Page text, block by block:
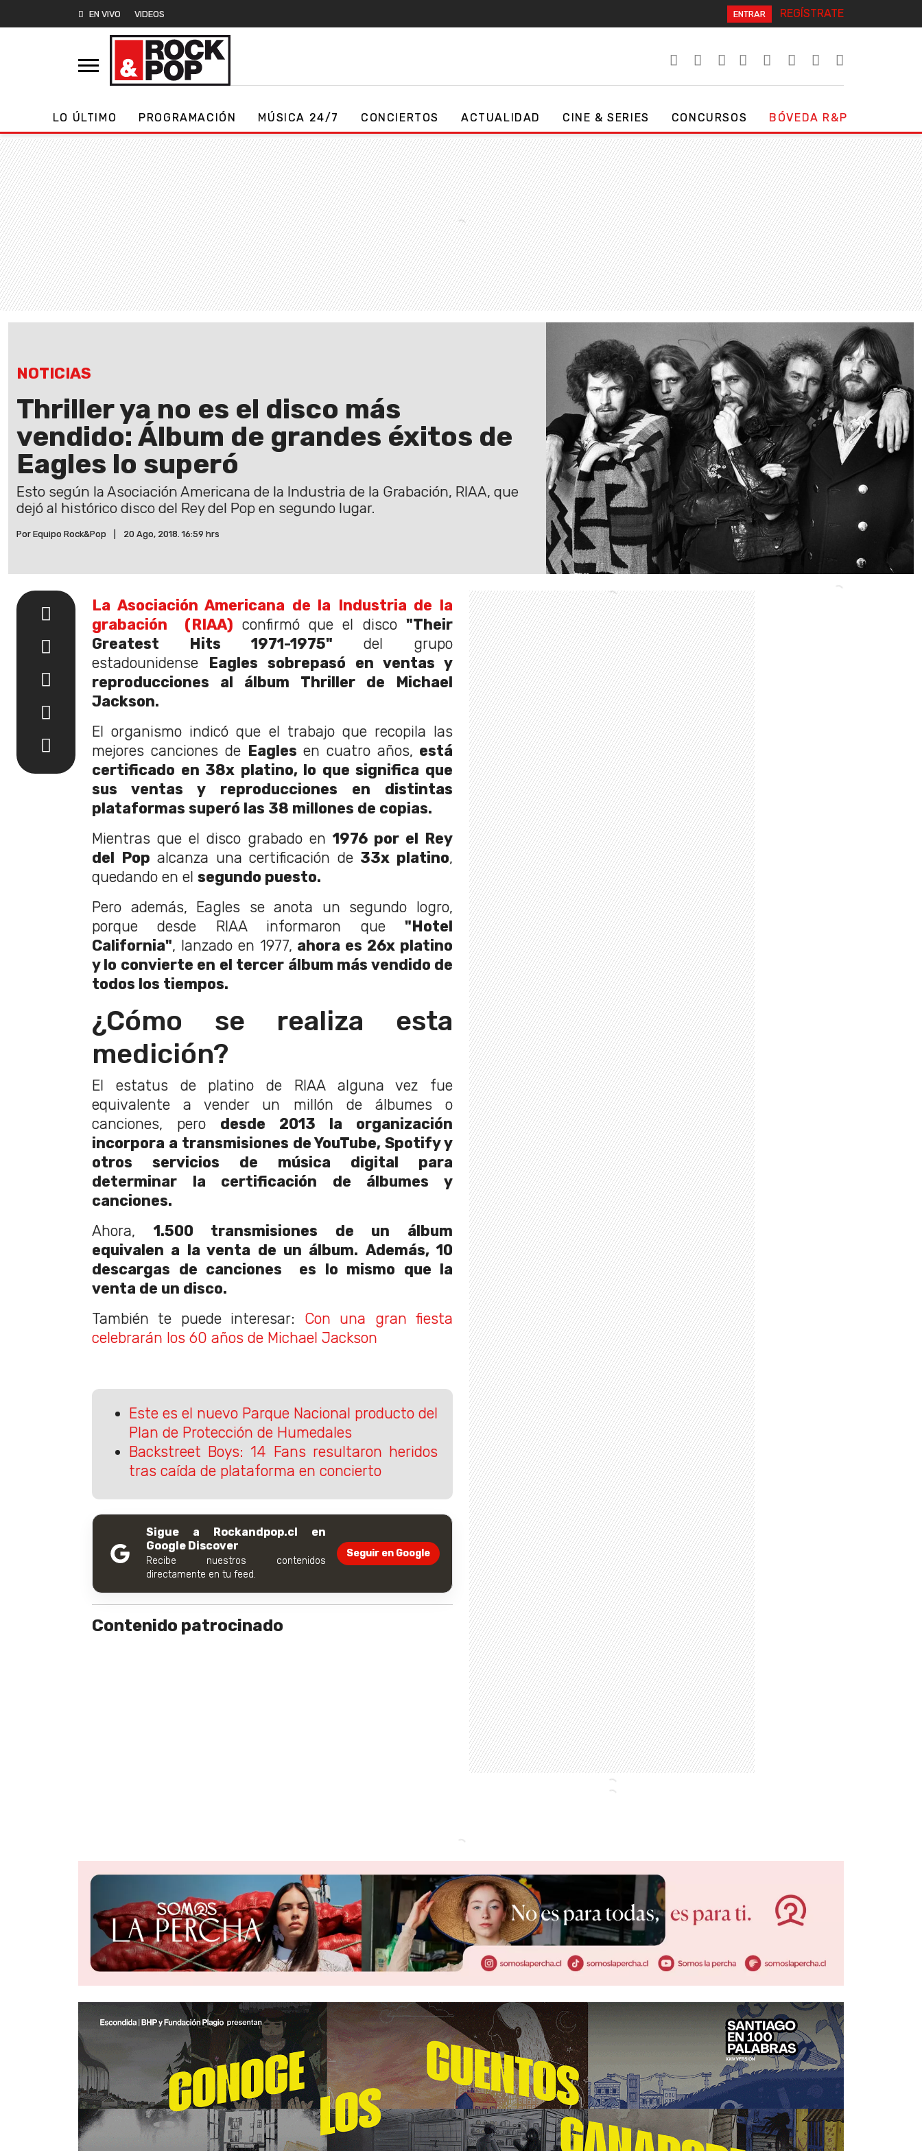
EN VIVO VIDEOS ENTRAR REGÍSTRATE
LO ÚLTIMO PROGRAMACIÓN MÚSICA 24/7 CONCIERTOS ACTUALIDAD CINE & SERIES CONCURSOS BÓVEDA R&P
NOTICIAS
Thriller ya no es el disco más
vendido: Álbum de grandes éxitos de
Eagles lo superó
Esto según la Asociación Americana de la Industria de la Grabación, RIAA, que
dejó al histórico disco del Rey del Pop en segundo lugar.
Por Equipo Rock&Pop 20 Ago, 2018. 16:59 hrs
La Asociación Americana de la Industria de la
grabación (RIAA) confirmó que el disco"Their
Greatest Hits 1971-1975" del grupo
estadounidense
Eagles sobrepasó en ventas y
reproducciones al álbum Thriller de Michael
Jackson.
El organismo indicó que el trabajo que recopila las
mejores canciones de Eagles en cuatro años, está
certificado en 38x platino, lo que significa que
sus ventas y reproducciones en distintas
plataformas superó las 38 millones de copias.
Mientras que el disco grabado en1976 por el Rey
del Pop alcanza una certificación de 33x platino,
quedando en el segundo puesto.
Pero además, Eagles se anota un segundo logro,
porque desde RIAA informaron que "Hotel
California", lanzado en 1977, ahora es 26x platino
y lo convierte en el tercer álbum más vendido de
todos los tiempos.
¿Cómo se realiza esta
medición?
El estatus de platino de RIAA alguna vez fue
equivalente a vender un millón de álbumes o
canciones, pero desde
2013 la organización
incorpora a transmisiones de YouTube, Spotify y
otros servicios de música digital para
determinar la certificación de álbumes y
canciones.
Ahora,1.500 transmisiones de un álbum
equivalen a la venta de un álbum. Además, 10
descargas de canciones es lo mismo que la
venta de un disco.
También te puede interesar: Con una gran fiesta
celebrarán los 60 años de Michael Jackson
Este es el nuevo Parque Nacional producto del
Plan de Protección de Humedales
Backstreet Boys: 14 Fans resultaron heridos
tras caída de plataforma en concierto
Sigue a Rockandpop.cl en
Google Discover
Recibe nuestros contenidos
directamente en tu feed.
Seguir en Google
Contenido patrocinado